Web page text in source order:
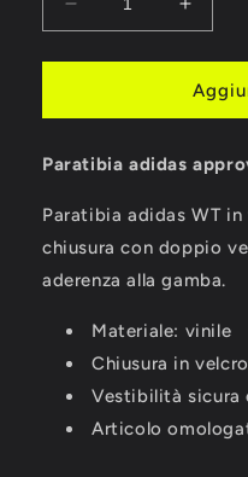
Diminuisci
quantità
per
ADIDAS
WT
quantità
per
WT
Paratibia adidas
Paratibia adidas WT
chiusura con doppio
aderenza alla gamba.
Materiale: vinile
Chiusura in velcro
Vestibilità sicura
Articolo